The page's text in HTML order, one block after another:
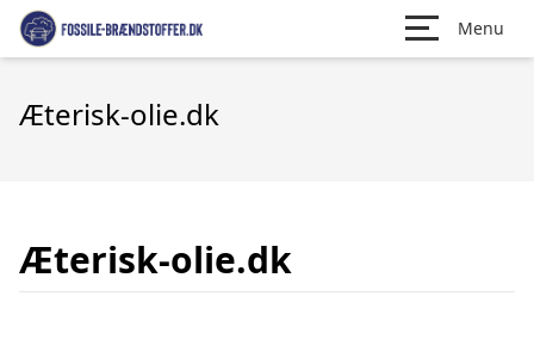
Menu
Æterisk-olie.dk
Æterisk-olie.dk